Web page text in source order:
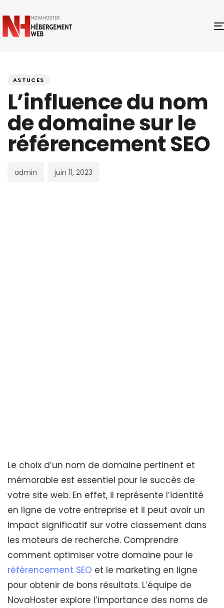
ASTUCES
L’influence du nom
de domaine sur le
référencement SEO
admin
on:
juin 11, 2023
Le choix d’un nom de domaine pertinent et
mémorable est essentiel pour le succès de
votre site web. En effet, il représente l’identité
en ligne de votre entreprise et il peut avoir un
impact significatif sur votre classement dans
les moteurs de recherche. Comprendre
comment optimiser votre domaine pour le
référencement SEO et le marketing en ligne
pour obtenir de bons résultats. L’équipe de
NovaHoster explore l’importance des noms de